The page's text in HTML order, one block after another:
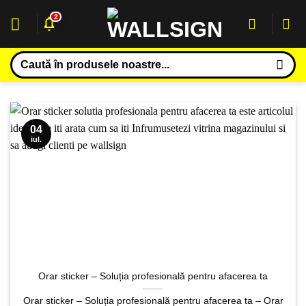
2
Caută
după:
Orar sticker – Soluția profesională pentru afacerea ta
Orar sticker – Soluția profesională pentru afacerea ta – Orar
04
iul.